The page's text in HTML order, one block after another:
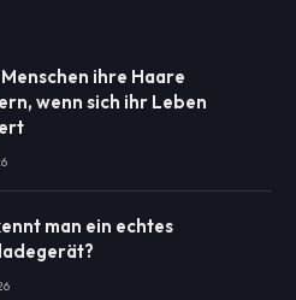
ihre Haare
wenn sich ihr Leben
man ein echtes